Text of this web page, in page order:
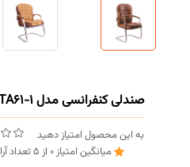
صندلی کنفرانسی مدل TA61-1 هامون
به این محصول امتیاز دهید
میانگین امتیاز0 از 5تعداد آرا